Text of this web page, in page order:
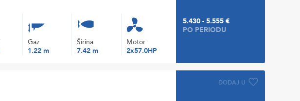
Gaz
1.22 m
Širina
7.42 m
Motor
2x57.0HP
5.430 - 5.555 €
PO PERIODU
DODAJ U